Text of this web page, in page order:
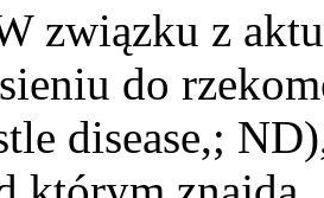
z
do
disease,;